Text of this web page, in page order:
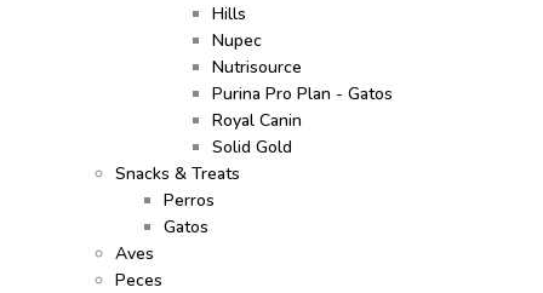
Hills
Nupec
Nutrisource
Purina Pro Plan - Gatos
Royal Canin
Solid Gold
Snacks & Treats
Perros
Gatos
Aves
Peces